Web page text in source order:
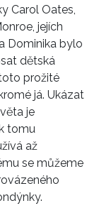
Carol Oates,
jejích
Dominika bylo
dětská
prožité
já. Ukázat
je
tomu
až
se můžeme